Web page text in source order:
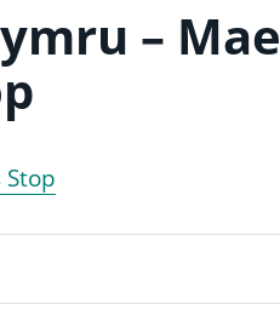
– Mae